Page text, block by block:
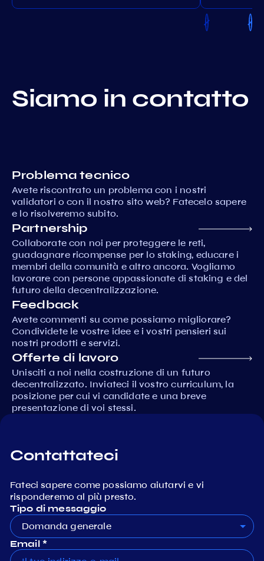
Siamo in contatto
Problema tecnico
Avete riscontrato un problema con i nostri
validatori o con il nostro sito web? Fatecelo sapere
e lo risolveremo subito.
Partnership
Collaborate con noi per proteggere le reti,
guadagnare ricompense per lo staking, educare i
membri della comunità e altro ancora. Vogliamo
lavorare con persone appassionate di staking e del
futuro della decentralizzazione.
Feedback
Avete commenti su come possiamo migliorare?
Condividete le vostre idee e i vostri pensieri sui
nostri prodotti e servizi.
Offerte di lavoro
Unisciti a noi nella costruzione di un futuro
decentralizzato. Inviateci il vostro curriculum, la
posizione per cui vi candidate e una breve
presentazione di voi stessi.
Contattateci
Fateci sapere come possiamo aiutarvi e vi
risponderemo al più presto.
Tipo di messaggio
Domanda generale
Email *